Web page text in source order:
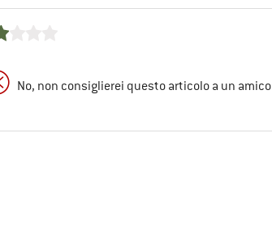
No, non consiglierei questo articolo a un amico